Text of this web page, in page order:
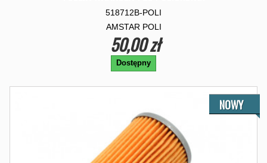
518712B-POLI
AMSTAR POLI
50,00 zł
Dostępny
NOWY